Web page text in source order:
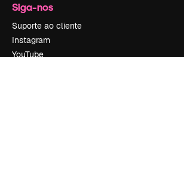
Siga-nos
Suporte ao cliente
Instagram
YouTube